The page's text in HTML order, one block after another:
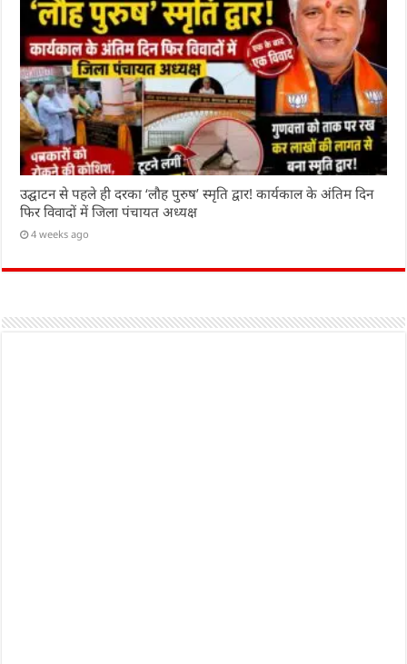
उद्घाटन से पहले ही दरका ‘लौह पुरुष’ स्मृति द्वार! कार्यकाल के अंतिम दिन
फिर विवादों में जिला पंचायत अध्यक्ष
4 weeks ago